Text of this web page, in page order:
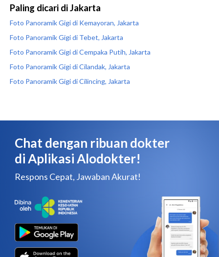
Paling dicari di Jakarta
Foto Panoramik Gigi di Kemayoran, Jakarta
Foto Panoramik Gigi di Tebet, Jakarta
Foto Panoramik Gigi di Cempaka Putih, Jakarta
Foto Panoramik Gigi di Cilandak, Jakarta
Foto Panoramik Gigi di Cilincing, Jakarta